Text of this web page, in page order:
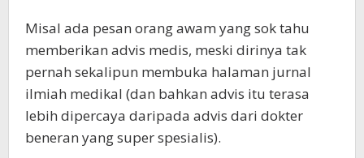
Misal ada pesan orang awam yang sok tahu
memberikan advis medis, meski dirinya tak
pernah sekalipun membuka halaman jurnal
ilmiah medikal (dan bahkan advis itu terasa
lebih dipercaya daripada advis dari dokter
beneran yang super spesialis).